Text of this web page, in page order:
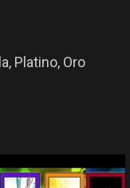
Platino, Oro